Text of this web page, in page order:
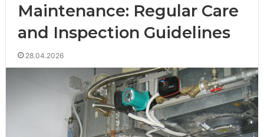
Maintenance: Regular Care
and Inspection Guidelines
28.04.2026